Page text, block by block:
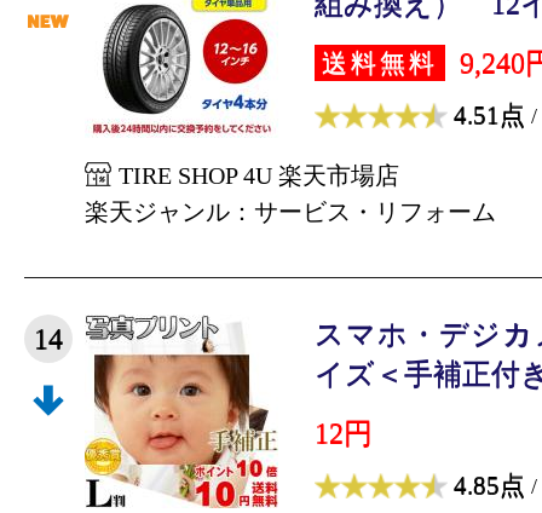
送料無料 9,240
4.51点 /
TIRE SHOP 4U 楽天市場店
楽天ジャンル：サービス・リフォーム
14
スマホ・デジ
イズ＜手補正付
12円
4.85点 /